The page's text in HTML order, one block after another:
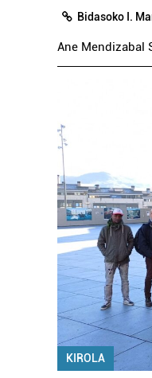
Bidasoko I.
Ane Mendizabal
KIROLA